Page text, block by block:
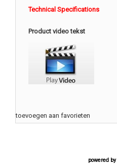
Technical Specifications
Product video tekst
toevoegen aan favorieten
powered by